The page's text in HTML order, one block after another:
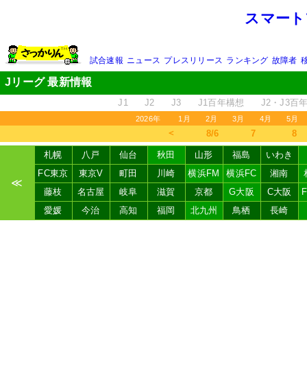
スマー
試合速報 ニュース プレスリリース ランキング 故障者
Jリーグ 最新情報
J1 J2 J3 J1百年構想 J2・J3百
2026年 1月 2月 3月 4月 5月
＜ 8/6 7 8
≪
札幌 八戸 仙台 秋田 山形 福島
いわき
FC東京
東京V 町田 川崎 横浜FM 横浜FC 湘南
藤枝
名古屋 岐阜 滋賀 京都 G大阪 C大阪
愛媛
今治 高知 福岡 北九州 鳥栖 長崎